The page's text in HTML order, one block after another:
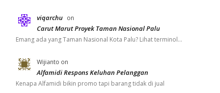
viqarchu on
Carut Marut Proyek Taman Nasional Palu
Emang ada yang Taman Nasional Kota Palu? Lihat terminol…
Wijianto on
Alfamidi Respons Keluhan Pelanggan
Kenapa Alfamidi bikin promo tapi barang tidak di jual